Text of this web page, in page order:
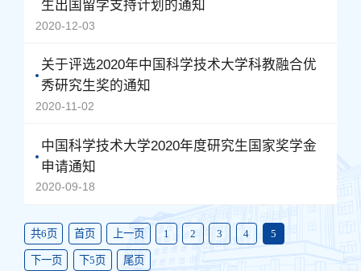
生出国留学支持计划的通知
2020-12-03
关于评选2020年中国科学技术大学科教融合优
秀研究生奖的通知
2020-11-02
中国科学技术大学2020年度研究生国家奖学金
申请通知
2020-09-18
共6页 首页 上一页 1 2 3 4 5
下一页 下5页 尾页